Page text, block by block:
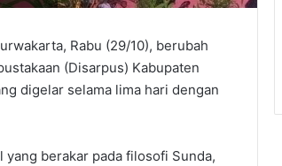
Rabu (29/10), berubah
(Disarpus) Kabupaten
digelar selama lima hari dengan
berakar pada filosofi Sunda,